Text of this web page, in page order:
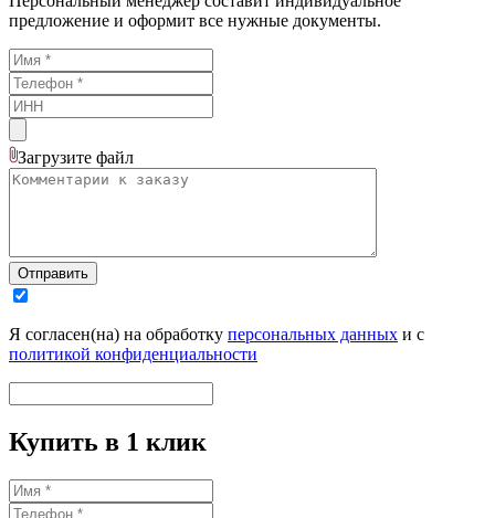
предложение и оформит все нужные документы.
Загрузите файл
Отправить
Я согласен(на) на обработку персональных данных и с
политикой конфиденциальности
Купить в 1 клик